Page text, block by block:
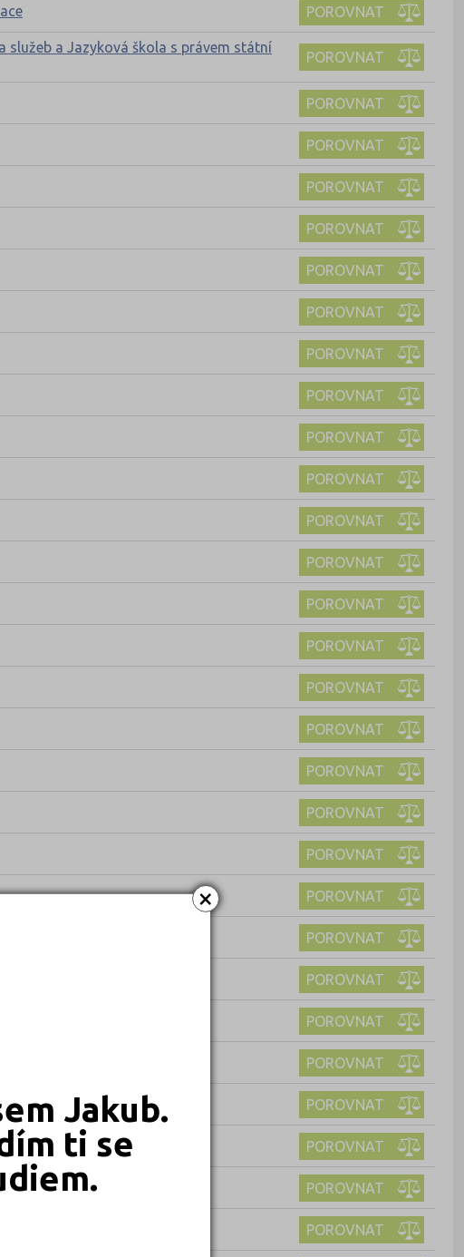
×
Jakub.
ti se
POROVNAT
a Jazyková škola s právem státní
POROVNAT
POROVNAT
POROVNAT
POROVNAT
POROVNAT
POROVNAT
POROVNAT
POROVNAT
POROVNAT
POROVNAT
POROVNAT
POROVNAT
POROVNAT
POROVNAT
POROVNAT
POROVNAT
POROVNAT
POROVNAT
POROVNAT
POROVNAT
POROVNAT
POROVNAT
191 POROVNAT
POROVNAT
POROVNAT
POROVNAT
POROVNAT
POROVNAT
POROVNAT